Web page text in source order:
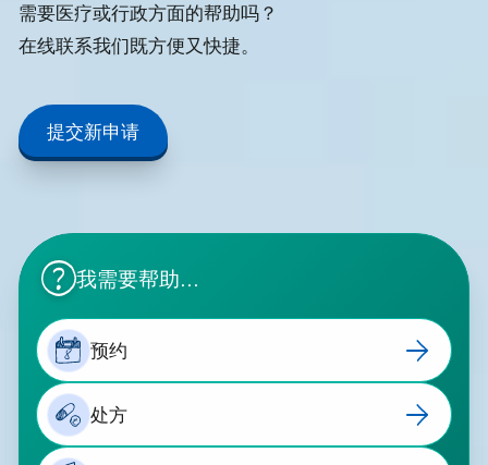
需要医疗或行政方面的帮助吗？
在线联系我们既方便又快捷。
提交新申请
我需要帮助...
8 预约
处方